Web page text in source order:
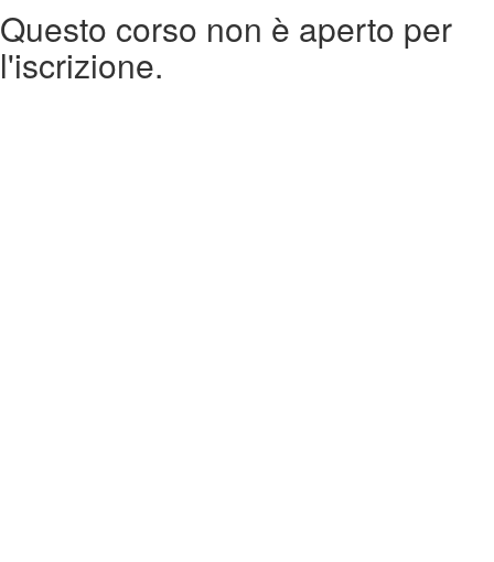
Questo corso non è aperto per
l'iscrizione.